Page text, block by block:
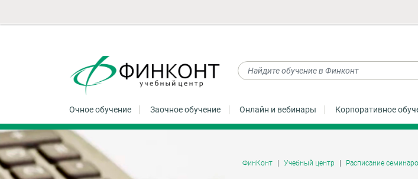
Очное обучение Заочное обучение Онлайн и вебинары Корпоративное
ФинКонт Учебный центр Расписание